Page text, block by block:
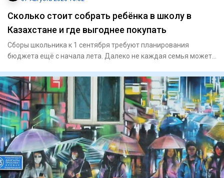
Сколько стоит собрать ребёнка в школу в
Казахстане и где выгоднее покупать
Сборы школьника к 1 сентября требуют планирования
бюджета ещё с начала лета. Далеко не каждая семья может